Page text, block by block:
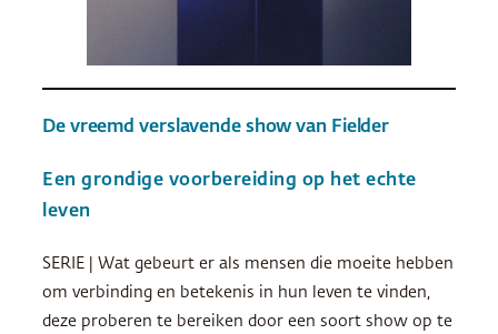
De vreemd verslavende show van Fielder
Een grondige voorbereiding op het echte
leven
SERIE | Wat gebeurt er als mensen die moeite hebben
om verbinding en betekenis in hun leven te vinden,
deze proberen te bereiken door een soort show op te